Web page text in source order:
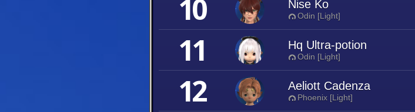
10 Nise Ko
Odin [Light]
11 Hq Ultra-potion
Odin [Light]
12 Aeliott Cadenza
Phoenix [Light]